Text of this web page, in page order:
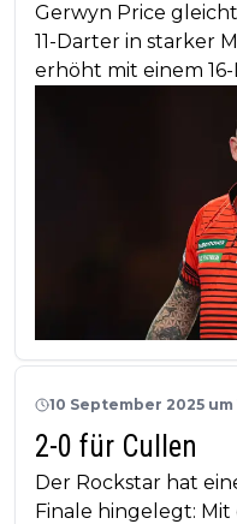
Gerwyn Price
11-Darter in starker
erhöht mit einem
10 September 2025 um
2-0 für Cullen
Der Rockstar hat
Finale hingelegt: Mit